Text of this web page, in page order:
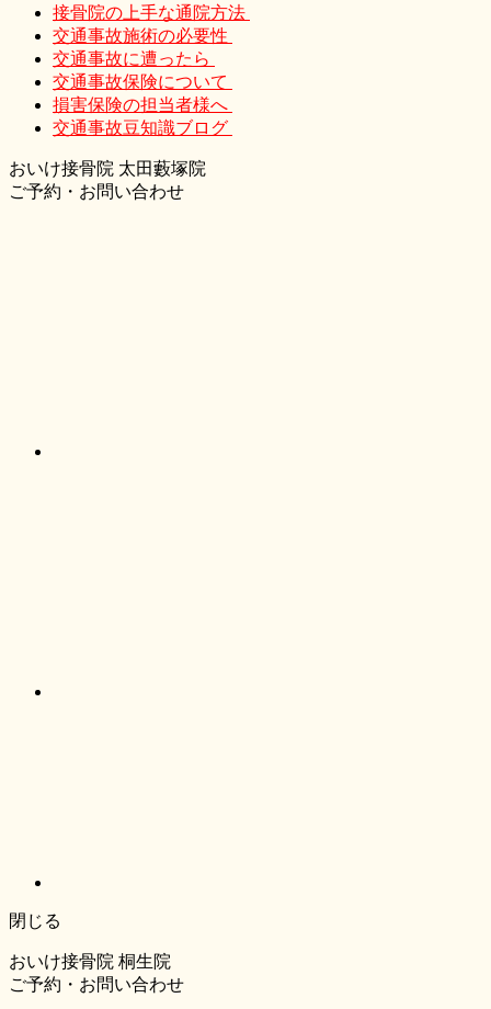
接骨院の上手な通院方法
交通事故施術の必要性
交通事故に遭ったら
交通事故保険について
損害保険の担当者様へ
交通事故豆知識ブログ
おいけ接骨院 太田藪塚院
ご予約・お問い合わせ
閉じる
おいけ接骨院 桐生院
ご予約・お問い合わせ